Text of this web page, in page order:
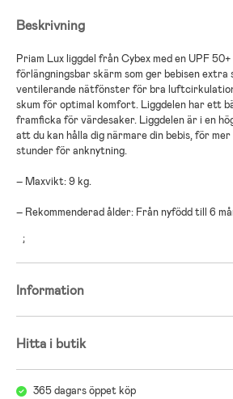
Beskrivning
Priam Lux liggdel från Cybex med en UPF
förlängningsbar skärm som ger bebisen extra
ventilerande nätfönster för bra luftcirkulation
skum för optimal komfort. Liggdelen har ett
framficka för värdesaker. Liggdelen är i en
att du kan hålla dig närmare din bebis, för
stunder för anknytning.
– Maxvikt: 9 kg.
– Rekommenderad ålder: Från nyfödd till 6
;
Information
Hitta i butik
365 dagars öppet köp